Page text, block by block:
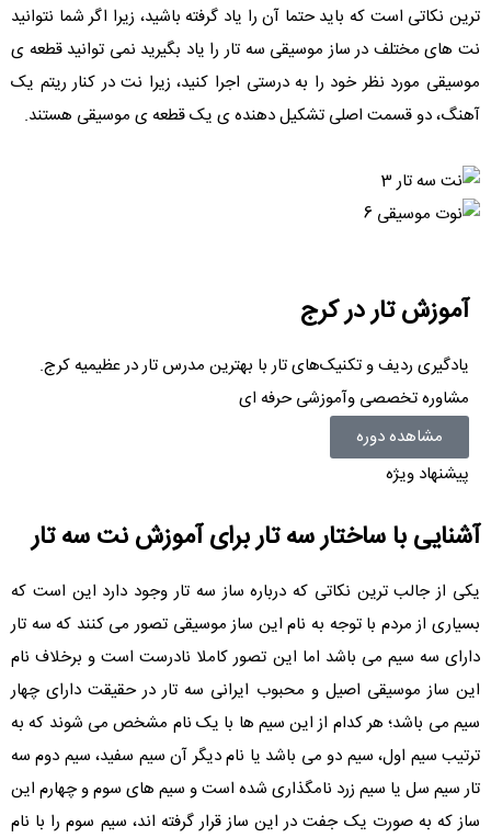
ترین نکاتی است که باید حتما آن را یاد گرفته باشید، زیرا اگر شما نتوانید
نت های مختلف در ساز موسیقی سه تار را یاد بگیرید نمی توانید قطعه ی
موسیقی مورد نظر خود را به درستی اجرا کنید، زیرا نت در کنار ریتم یک
آهنگ، دو قسمت اصلی تشکیل دهنده ی یک قطعه ی موسیقی هستند.
آموزش تار در کرج
یادگیری ردیف و تکنیک‌های تار با بهترین مدرس تار در عظیمیه کرج.
مشاوره تخصصی وآموزشی حرفه ای
مشاهده دوره
پیشنهاد ویژه
آشنایی با ساختار سه تار برای آموزش نت سه تار
یکی از جالب ترین نکاتی که درباره ساز سه تار وجود دارد این است که
بسیاری از مردم با توجه به نام این ساز موسیقی تصور می کنند که سه تار
دارای سه سیم می باشد اما این تصور کاملا نادرست است و برخلاف نام
این ساز موسیقی اصیل و محبوب ایرانی سه تار در حقیقت دارای چهار
سیم می باشد؛ هر کدام از این سیم ها با یک نام مشخص می شوند که به
ترتیب سیم اول، سیم دو می باشد یا نام دیگر آن سیم سفید، سیم دوم سه
تار سیم سل یا سیم زرد نامگذاری شده است و سیم های سوم و چهارم این
ساز که به صورت یک جفت در این ساز قرار گرفته اند، سیم سوم را با نام